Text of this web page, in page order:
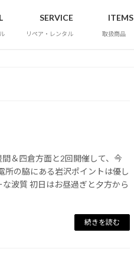
SERVICE
リペア・レンタル
ITEMS
取扱商品
＆四倉方面と2回開催して、今
所の脇にある岩沢ポイントは優し
波質 初日はお昼過ぎと夕方から
続きを読む